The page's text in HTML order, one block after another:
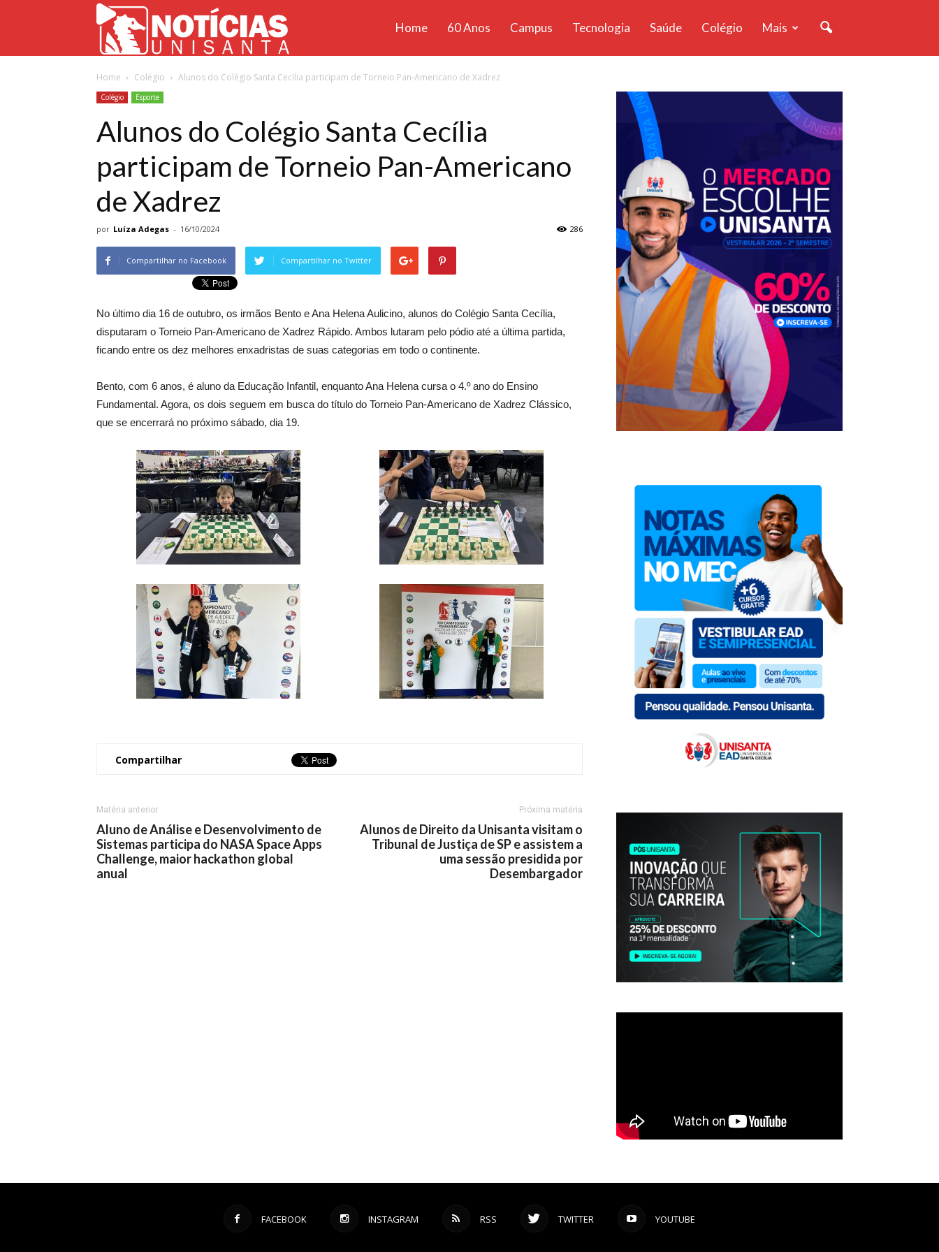
Unisanta
Home 60 Anos Campus Tecnologia Saúde Colégio Mais
Home Colégio Alunos do Colégio Santa Cecília participam de Torneio Pan-Americano de Xadrez
Colégio Esporte
Alunos do Colégio Santa Cecília
participam de Torneio Pan-Americano
de Xadrez
por Luíza Adegas - 16/10/2024 286
Compartilhar no Facebook Compartilhar no Twitter
No último dia 16 de outubro, os irmãos Bento e Ana Helena Aulicino, alunos do Colégio Santa Cecília,
disputaram o Torneio Pan-Americano de Xadrez Rápido. Ambos lutaram pelo pódio até a última partida,
ficando entre os dez melhores enxadristas de suas categorias em todo o continente.
Bento, com 6 anos, é aluno da Educação Infantil, enquanto Ana Helena cursa o 4.º ano do Ensino
Fundamental. Agora, os dois seguem em busca do título do Torneio Pan-Americano de Xadrez Clássico,
que se encerrará no próximo sábado, dia 19.
Compartilhar
Matéria anterior
Aluno de Análise e Desenvolvimento de
Sistemas participa do NASA Space Apps
Challenge, maior hackathon global
anual
Próxima matéria
Alunos de Direito da Unisanta visitam o
Tribunal de Justiça de SP e assistem a
uma sessão presidida por
Desembargador
FACEBOOK INSTAGRAM RSS TWITTER YOUTUBE